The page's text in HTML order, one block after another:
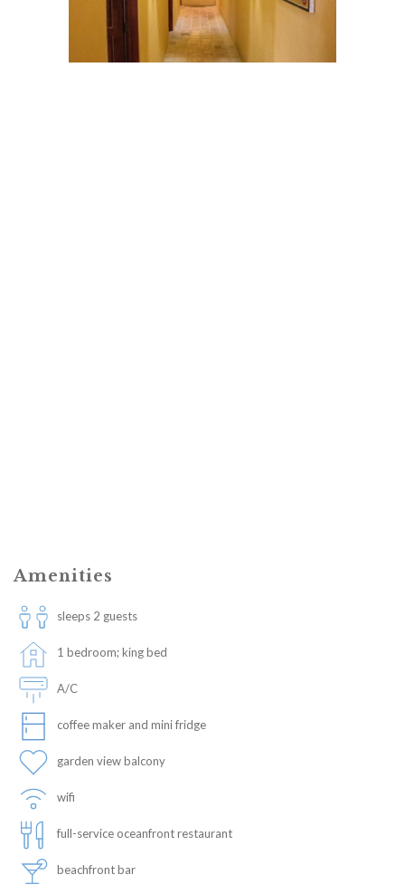
Amenities
sleeps 2 guests
1 bedroom; king bed
A/C
coffee maker and mini fridge
garden view balcony
wifi
full-service oceanfront restaurant
beachfront bar